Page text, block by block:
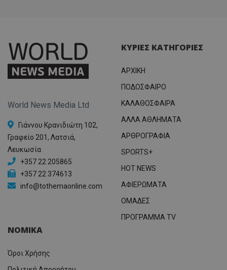
World News Media Ltd
Γιάννου Κρανιδιώτη 102,
Γραφείο 201, Λατσιά,
Λευκωσία
+357 22 205865
+357 22 374613
info@tothemaonline.com
ΚΥΡΙΕΣ ΚΑΤΗΓΟΡΙΕΣ
ΑΡΧΙΚΗ
ΠΟΔΟΣΦΑΙΡΟ
ΚΑΛΑΘΟΣΦΑΙΡΑ
ΑΛΛΑ ΑΘΛΗΜΑΤΑ
ΑΡΘΡΟΓΡΑΦΙΑ
SPORTS+
HOT NEWS
ΑΦΙΕΡΩΜΑΤΑ
ΟΜΑΔΕΣ
ΠΡΟΓΡΑΜΜΑ TV
ΝΟΜΙΚΑ
Όροι Χρήσης